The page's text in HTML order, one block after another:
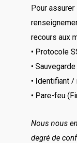
Pour
recours aux
• Protocole
•
• Identifiant
• Pare-feu
Nous nous
degré de